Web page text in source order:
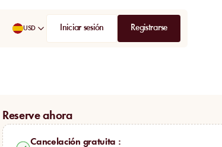
USD Iniciar sesión Registrarse
Reserve ahora
Cancelación gratuita :